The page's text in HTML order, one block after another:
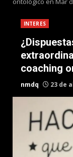
INTERES
coaching
nmdq 23 de